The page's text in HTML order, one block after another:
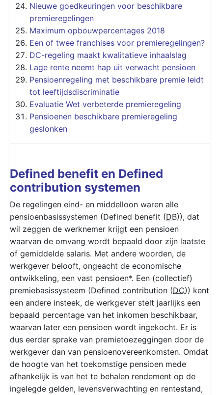
Nieuwe goedkeuringen voor beschikbare
premieregelingen
Maximum opbouwpercentages 2018
Een of twee franchises voor premieregelingen?
DC-regeling maakt kwalitatieve inhaalslag
Lage rente neemt hap uit verwacht pensioen
Pensioenregeling met beschikbare premie leidt
tot leeftijdsdiscriminatie
Evaluatie Wet verbeterde premieregeling
Pensioenen beschikbare premieregeling
geslonken
Defined benefit en Defined
contribution systemen
De regelingen eind- en middelloon waren alle
pensioenbasissystemen (Defined benefit (DB)), dat
wil zeggen de werknemer krijgt een pensioen
waarvan de omvang wordt bepaald door zijn laatste
of gemiddelde salaris. Met andere woorden, de
werkgever belooft, ongeacht de economische
ontwikkeling, een vast pensioen*. Een (collectief)
premiebasissysteem (Defined contribution (DC)) kent
een andere insteek, de werkgever stelt jaarlijks een
bepaald percentage van het inkomen beschikbaar,
waarvan later een pensioen wordt ingekocht. Er is
dus eerder sprake van premietoezeggingen door de
werkgever dan van pensioenovereenkomsten. Omdat
de hoogte van het toekomstige pensioen mede
afhankelijk is van het te behalen rendement op de
ingelegde gelden, levensverwachting en rentestand,